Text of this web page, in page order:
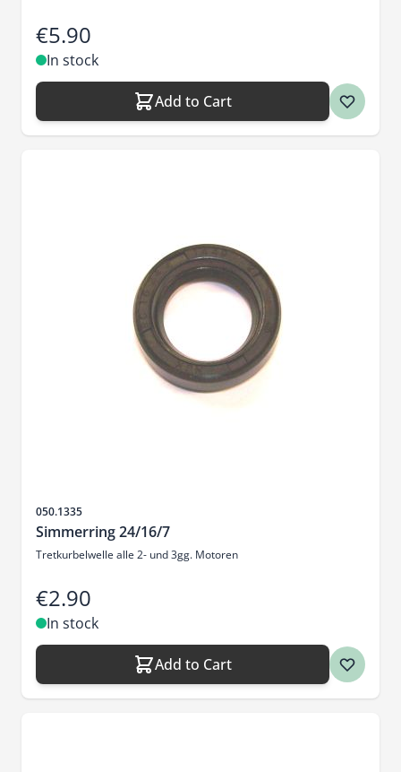
€5.90
In stock
Add to Cart
Sku
050.1335
Simmerring 24/16/7
Tretkurbelwelle alle 2- und 3gg. Motoren
€2.90
In stock
Add to Cart